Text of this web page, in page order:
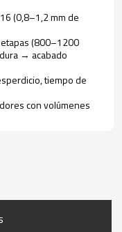
(0,8–1,2 mm de
(800–1200
→ acabado
tiempo de
con volúmenes